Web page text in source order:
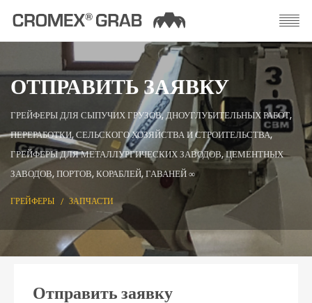
ОТПРАВИТЬ ЗАЯВКУ
ГРЕЙФЕРЫ ДЛЯ СЫПУЧИХ ГРУЗОВ, ДНОУГЛУБИТЕЛЬНЫХ РАБОТ,
ПЕРЕРАБОТКИ, СЕЛЬСКОГО ХОЗЯЙСТВА И СТРОИТЕЛЬСТВА,
ГРЕЙФЕРЫ ДЛЯ МЕТАЛЛУРГИЧЕСКИХ ЗАВОДОВ, ЦЕМЕНТНЫХ
ЗАВОДОВ, ПОРТОВ, КОРАБЛЕЙ, ГАВАНЕЙ ∞
ГРЕЙФЕРЫ ЗАПЧАСТИ
Отправить заявку